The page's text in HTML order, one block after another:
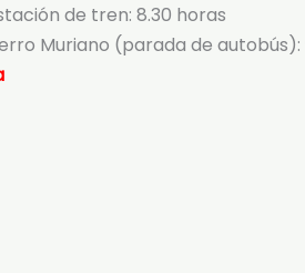
de tren: 8.30 horas
Muriano (parada de autobús):